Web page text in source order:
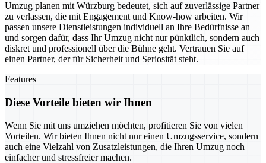
Umzug planen mit Würzburg bedeutet, sich auf zuverlässige Partner
zu verlassen, die mit Engagement und Know-how arbeiten. Wir
passen unsere Dienstleistungen individuell an Ihre Bedürfnisse an
und sorgen dafür, dass Ihr Umzug nicht nur pünktlich, sondern auch
diskret und professionell über die Bühne geht. Vertrauen Sie auf
einen Partner, der für Sicherheit und Seriosität steht.
Features
Diese Vorteile bieten wir Ihnen
Wenn Sie mit uns umziehen möchten, profitieren Sie von vielen
Vorteilen. Wir bieten Ihnen nicht nur einen Umzugsservice, sondern
auch eine Vielzahl von Zusatzleistungen, die Ihren Umzug noch
einfacher und stressfreier machen.